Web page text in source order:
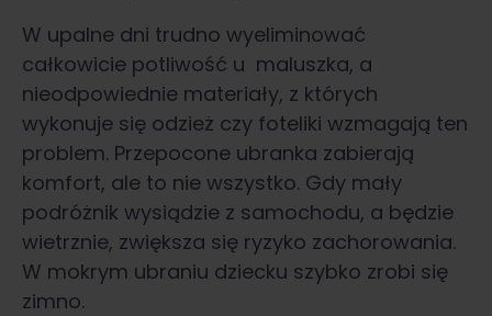
W upalne dni trudno wyeliminować
całkowicie potliwość u maluszka, a
nieodpowiednie materiały, z których
wykonuje się odzież czy foteliki wzmagają ten
problem. Przepocone ubranka zabierają
komfort, ale to nie wszystko. Gdy mały
podróżnik wysiądzie z samochodu, a będzie
wietrznie, zwiększa się ryzyko zachorowania.
W mokrym ubraniu dziecku szybko zrobi się
zimno.